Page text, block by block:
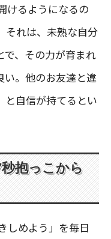
けるようになるの
それは、未熟な自分
で、その力が育まれ
い。他のお友達と違
と自信が持てるとい
抱っこから
しめよう」を毎日